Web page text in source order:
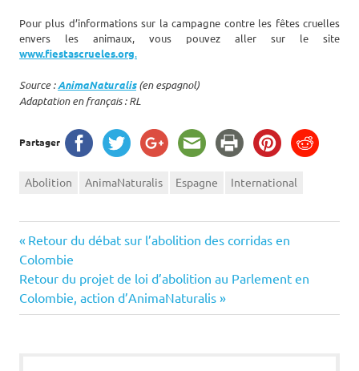
Pour plus d’informations sur la campagne contre les fêtes cruelles
envers les animaux, vous pouvez aller sur le site
www.fiestascrueles.org.
Source :AnimaNaturalis(en espagnol)
Adaptation en français : RL
Partager
Abolition AnimaNaturalis Espagne International
Navigation
de
l’article
Previous
Post:
Retour du débat sur l’abolition des corridas en
Colombie
Next
Post:
Retour du projet de loi d’abolition au Parlement en
Colombie, action d’AnimaNaturalis